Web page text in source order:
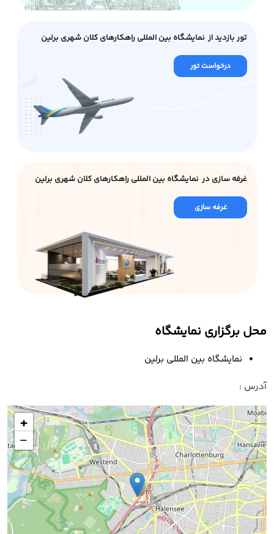
تور بازدید از نمایشگاه بین المللی راهکارهای کلان شهری برلین
درخواست تور
غرفه سازی در نمایشگاه بین المللی راهکارهای کلان شهری برلین
غرفه سازی
محل برگزاری نمایشگاه
نمایشگاه بین المللی برلین
آدرس :
+
−